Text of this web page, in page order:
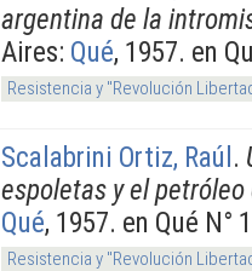
argentina de la
Aires: Qué, 1957. en
Resistencia y "Revolución
Scalabrini Ortiz, Raúl.
espoletas y el
Qué, 1957. en Qué N°
Resistencia y "Revolución